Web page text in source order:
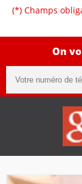
(*) Champs
On